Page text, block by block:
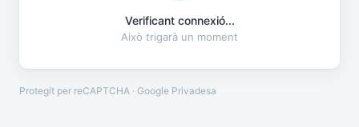
Verificant connexió...
Això trigarà un moment
Protegit per reCAPTCHA · Google Privadesa